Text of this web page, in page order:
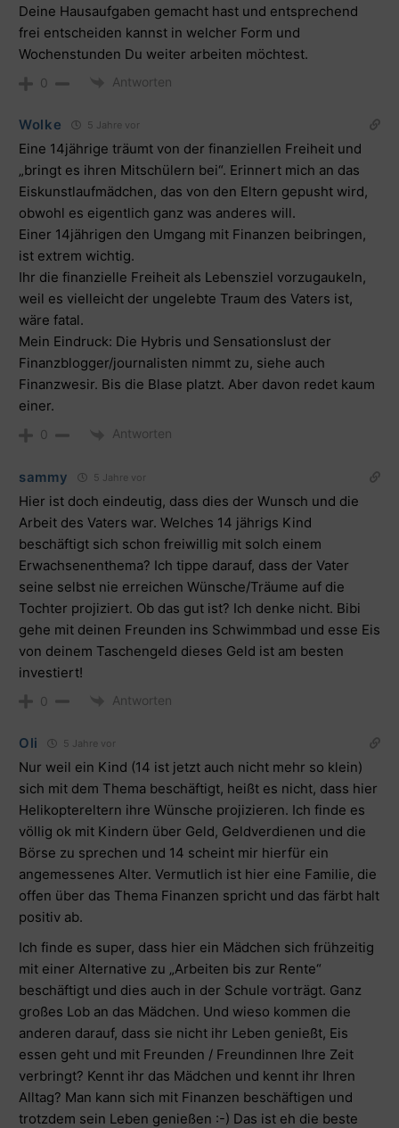
Deine Hausaufgaben gemacht hast und entsprechend
frei entscheiden kannst in welcher Form und
Wochenstunden Du weiter arbeiten möchtest.
0 Antworten
Wolke 5 Jahre vor
Eine 14jährige träumt von der finanziellen Freiheit und
„bringt es ihren Mitschülern bei“. Erinnert mich an das
Eiskunstlaufmädchen, das von den Eltern gepusht wird,
obwohl es eigentlich ganz was anderes will.
Einer 14jährigen den Umgang mit Finanzen beibringen,
ist extrem wichtig.
Ihr die finanzielle Freiheit als Lebensziel vorzugaukeln,
weil es vielleicht der ungelebte Traum des Vaters ist,
wäre fatal.
Mein Eindruck: Die Hybris und Sensationslust der
Finanzblogger/journalisten nimmt zu, siehe auch
Finanzwesir. Bis die Blase platzt. Aber davon redet kaum
einer.
0 Antworten
sammy 5 Jahre vor
Hier ist doch eindeutig, dass dies der Wunsch und die
Arbeit des Vaters war. Welches 14 jährigs Kind
beschäftigt sich schon freiwillig mit solch einem
Erwachsenenthema? Ich tippe darauf, dass der Vater
seine selbst nie erreichen Wünsche/Träume auf die
Tochter projiziert. Ob das gut ist? Ich denke nicht. Bibi
gehe mit deinen Freunden ins Schwimmbad und esse Eis
von deinem Taschengeld dieses Geld ist am besten
investiert!
0 Antworten
Oli 5 Jahre vor
Nur weil ein Kind (14 ist jetzt auch nicht mehr so klein)
sich mit dem Thema beschäftigt, heißt es nicht, dass hier
Helikoptereltern ihre Wünsche projizieren. Ich finde es
völlig ok mit Kindern über Geld, Geldverdienen und die
Börse zu sprechen und 14 scheint mir hierfür ein
angemessenes Alter. Vermutlich ist hier eine Familie, die
offen über das Thema Finanzen spricht und das färbt halt
positiv ab.
Ich finde es super, dass hier ein Mädchen sich frühzeitig
mit einer Alternative zu „Arbeiten bis zur Rente“
beschäftigt und dies auch in der Schule vorträgt. Ganz
großes Lob an das Mädchen. Und wieso kommen die
anderen darauf, dass sie nicht ihr Leben genießt, Eis
essen geht und mit Freunden / Freundinnen Ihre Zeit
verbringt? Kennt ihr das Mädchen und kennt ihr Ihren
Alltag? Man kann sich mit Finanzen beschäftigen und
trotzdem sein Leben genießen :-) Das ist eh die beste